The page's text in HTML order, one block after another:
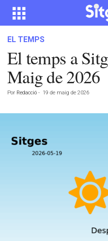
EL TEMPS
El temps a
Maig de 2026
Por Redacció - 19 de maig de 2026